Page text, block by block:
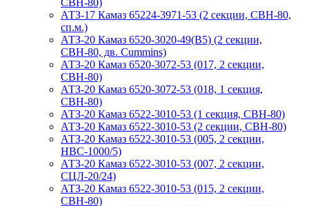
СВН-80)
АТЗ-17 Камаз 65224-3971-53 (2 секции, СВН-80,
сп.м.)
АТЗ-20 Камаз 6520-3020-49(B5) (2 секции,
СВН-80, дв. Cummins)
АТЗ-20 Камаз 6520-3072-53 (017, 2 секции,
СВН-80)
АТЗ-20 Камаз 6520-3072-53 (018, 1 секция,
СВН-80)
АТЗ-20 Камаз 6522-3010-53 (1 секция, СВН-80)
АТЗ-20 Камаз 6522-3010-53 (2 секции, СВН-80)
АТЗ-20 Камаз 6522-3010-53 (005, 2 секции,
НВС-1000/5)
АТЗ-20 Камаз 6522-3010-53 (007, 2 секции,
СЦЛ-20/24)
АТЗ-20 Камаз 6522-3010-53 (015, 2 секции,
СВН-80)